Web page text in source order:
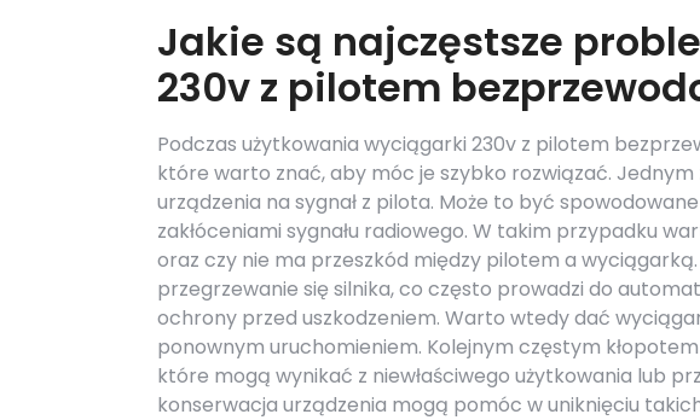
Jakie są najczęstsze
230v z pilotem
Podczas użytkowania wyciągarki 230v z pilotem
które warto znać, aby móc je szybko rozwiązać.
urządzenia na sygnał z pilota. Może to być
zakłóceniami sygnału radiowego. W takim przypadku
oraz czy nie ma przeszkód między pilotem a
przegrzewanie się silnika, co często prowadzi do
ochrony przed uszkodzeniem. Warto wtedy dać
ponownym uruchomieniem. Kolejnym częstym
które mogą wynikać z niewłaściwego użytkowania lub
konserwacja urządzenia mogą pomóc w uniknięciu